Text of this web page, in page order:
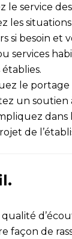
le service
les
si besoin et
services
le portage
un soutien
dans
de
façon de